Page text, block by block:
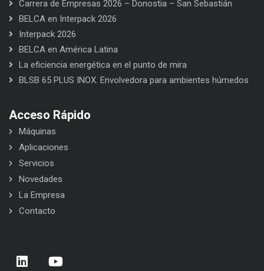
Carrera de Empresas 2026 – Donostia – San Sebastián
BELCA en Interpack 2026
Interpack 2026
BELCA en América Latina
La eficiencia energética en el punto de mira
BLSB 65 PLUS INOX. Envolvedora para ambientes húmedos
Acceso Rápido
Máquinas
Aplicaciones
Servicios
Novedades
La Empresa
Contacto